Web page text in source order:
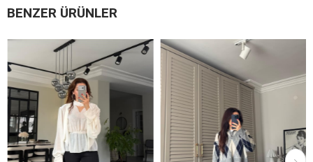
BENZER ÜRÜNLER